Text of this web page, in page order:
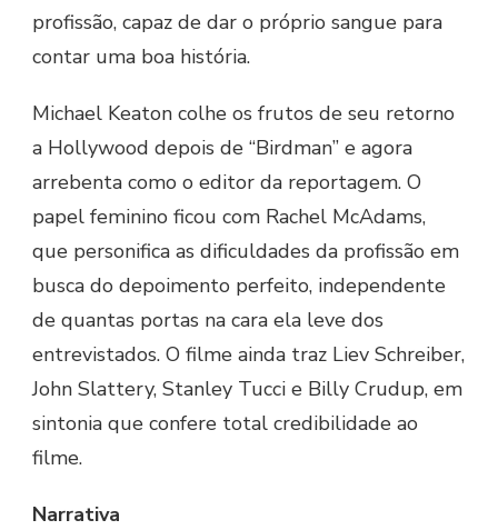
profissão, capaz de dar o próprio sangue para
contar uma boa história.
Michael Keaton colhe os frutos de seu retorno
a Hollywood depois de “Birdman” e agora
arrebenta como o editor da reportagem. O
papel feminino ficou com Rachel McAdams,
que personifica as dificuldades da profissão em
busca do depoimento perfeito, independente
de quantas portas na cara ela leve dos
entrevistados. O filme ainda traz Liev Schreiber,
John Slattery, Stanley Tucci e Billy Crudup, em
sintonia que confere total credibilidade ao
filme.
Narrativa